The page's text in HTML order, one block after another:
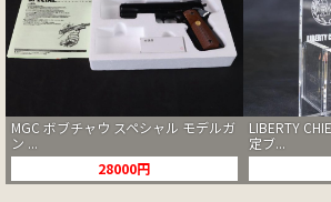
MGC ボブチャウ スペシャル モデルガ
ン ...
28000円
LIBERTY
定ブ...